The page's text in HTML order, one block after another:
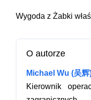
Wygoda z Żabki
O autorze
Michael Wu (吴辉
Kierownik